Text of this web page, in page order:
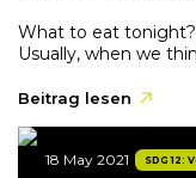
What to eat tonight?
Usually, when we
Beitrag lesen
18 May 2021 SDG